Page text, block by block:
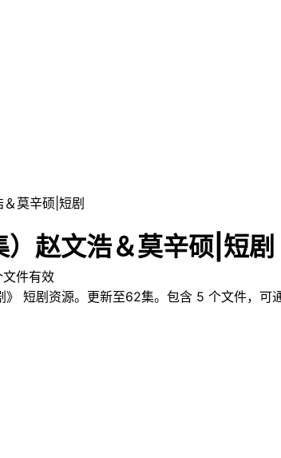
莫辛硕|短剧
赵文浩＆莫辛硕|短剧
文件有效
》 短剧资源。更新至62集。包含 5 个文件，可